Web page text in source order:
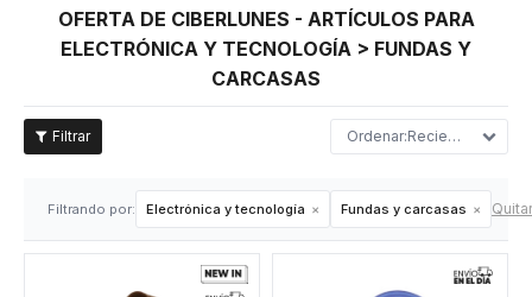
OFERTA DE CIBERLUNES - ARTÍCULOS PARA
ELECTRÓNICA Y TECNOLOGÍA > FUNDAS Y
CARCASAS
Recientes
Filtrando por: Electrónica y tecnología Fundas y carcasas